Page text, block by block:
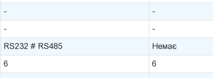
-
-
-
-
RS232 # RS485
Немає
6
6